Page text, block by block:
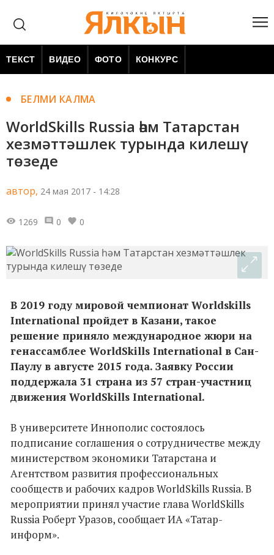
ТЕКСТ ВИДЕО ФОТО КОНКУРС
БЕЛМИ КАЛМА
WorldSkills Russia һәм Татарстан
хезмәттәшлек турында килешү
төзеде
автор, 24 мая 2017 - 14:28
1269 0 0
В 2019 году мировой чемпионат Worldskills
International пройдет в Казани, такое
решение приняло международное жюри на
генассамблее WorldSkills International в Сан-
Паулу в августе 2015 года. Заявку России
поддержала 31 страна из 57 стран-участниц
движения WorldSkills International.
В университете Иннополис состоялось
подписание соглашения о сотрудничестве между
министерством экономики Татарстана и
Агентством развития профессиональных
сообществ и рабочих кадров WorldSkills Russia. В
мероприятии принял участие глава WorldSkills
Russia Роберт Уразов, сообщает ИА «Татар-
информ».